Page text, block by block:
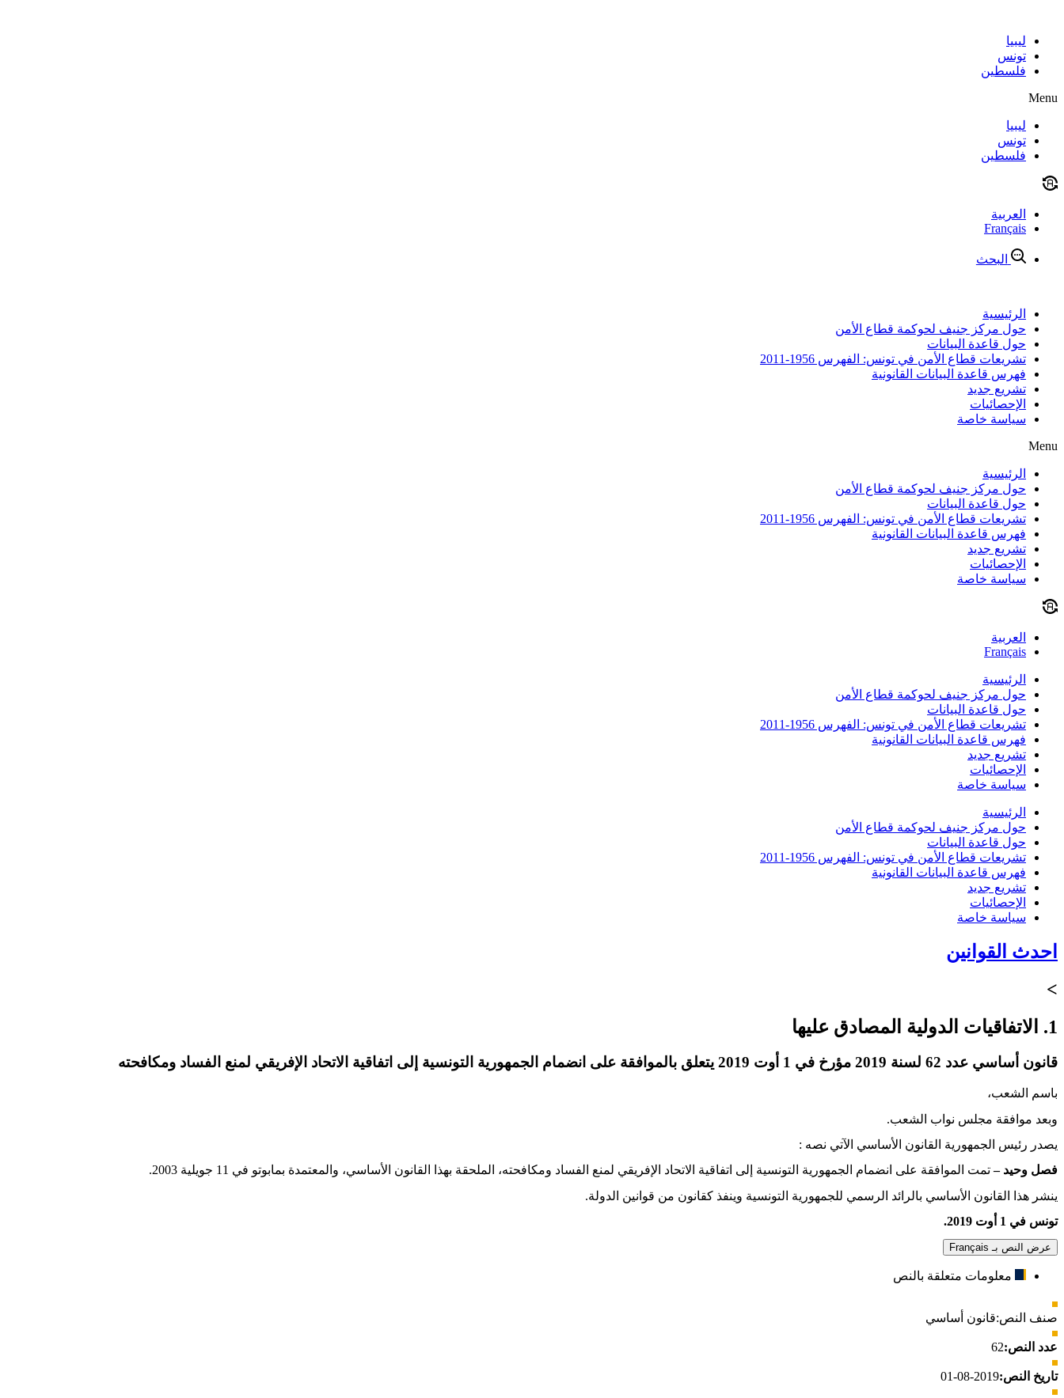
contentليبيا
تونس
فلسطين
Menu
ليبيا
تونس
فلسطين
العربية
Français
البحث
الرئيسية
حول مركز جنيف لحوكمة قطاع الأمن
حول قاعدة البيانات
تشريعات قطاع الأمن في تونس: الفهرس 1956-2011
فهرس قاعدة البيانات القانونية
تشريع جديد
الإحصائيات
سياسة خاصة
Menu
الرئيسية
حول مركز جنيف لحوكمة قطاع الأمن
حول قاعدة البيانات
تشريعات قطاع الأمن في تونس: الفهرس 1956-2011
فهرس قاعدة البيانات القانونية
تشريع جديد
الإحصائيات
سياسة خاصة
العربية
Français
الرئيسية
حول مركز جنيف لحوكمة قطاع الأمن
حول قاعدة البيانات
تشريعات قطاع الأمن في تونس: الفهرس 1956-2011
فهرس قاعدة البيانات القانونية
تشريع جديد
الإحصائيات
سياسة خاصة
الرئيسية
حول مركز جنيف لحوكمة قطاع الأمن
حول قاعدة البيانات
تشريعات قطاع الأمن في تونس: الفهرس 1956-2011
فهرس قاعدة البيانات القانونية
تشريع جديد
الإحصائيات
سياسة خاصة
احدث القوانين
>
1. الاتفاقيات الدولية المصادق عليها
قانون أساسي عدد 62 لسنة 2019 مؤرخ في 1 أوت 2019 يتعلق بالموافقة على انضمام الجمهورية التونسية إلى اتفاقية الاتحاد الإفريقي لمنع الفساد ومكافحته
باسم الشعب،
وبعد موافقة مجلس نواب الشعب.
يصدر رئيس الجمهورية القانون الأساسي الآتي نصه :
فصل وحيد –تمت الموافقة على انضمام الجمهورية التونسية إلى اتفاقية الاتحاد الإفريقي لمنع الفساد ومكافحته، الملحقة بهذا القانون الأساسي، والمعتمدة بمابوتو في 11 جويلية 2003
.
ينشر هذا القانون الأساسي بالرائد الرسمي للجمهورية التونسية وينفذ كقانون من قوانين الدولة.
تونس في 1 أوت 2019
.
عرض النص بـ Français
معلومات متعلقة بالنص
صنف النص:قانون أساسي
عدد النص:62
تاريخ النص:2019-08-01